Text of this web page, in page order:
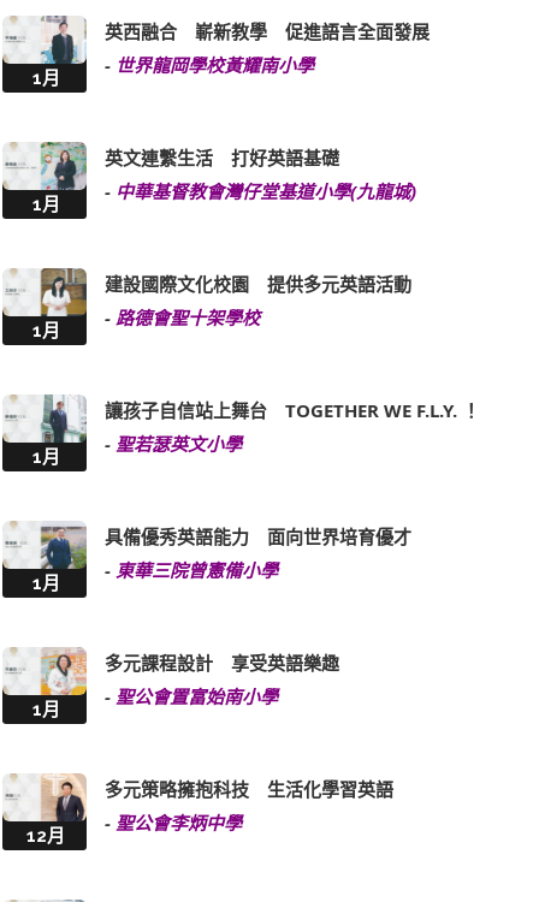
1月
英西融合 嶄新教學 促進語言全面發展
- 世界龍岡學校黃耀南小學
1月
英文連繫生活 打好英語基礎
- 中華基督教會灣仔堂基道小學(九龍城)
1月
建設國際文化校園 提供多元英語活動
- 路德會聖十架學校
1月
讓孩子自信站上舞台 TOGETHER WE F.L.Y. ！
- 聖若瑟英文小學
1月
具備優秀英語能力 面向世界培育優才
- 東華三院曾憲備小學
1月
多元課程設計 享受英語樂趣
- 聖公會置富始南小學
12月
多元策略擁抱科技 生活化學習英語
- 聖公會李炳中學